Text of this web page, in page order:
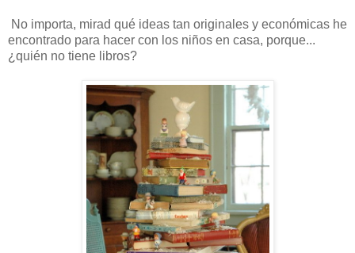
No importa, mirad qué ideas tan originales y económicas he
encontrado para hacer con los niños en casa, porque...
¿quién no tiene libros?